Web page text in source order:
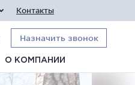
Контакты
Назначить звонок
О КОМПАНИИ